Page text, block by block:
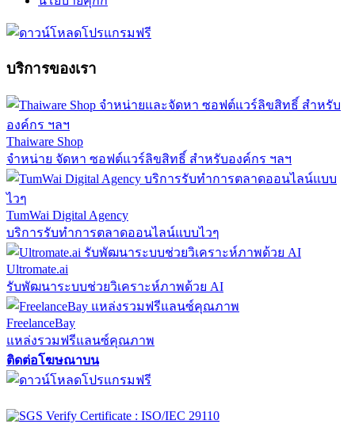
บริการของเรา
Thaiware Shop
จำหน่าย จัดหา ซอฟต์แวร์ลิขสิทธิ์ สำหรับองค์กร ฯลฯ
TumWai Digital Agency
บริการรับทำการตลาดออนไลน์แบบไวๆ
Ultromate.ai
รับพัฒนาระบบช่วยวิเคราะห์ภาพด้วย AI
FreelanceBay
แหล่งรวมฟรีแลนซ์คุณภาพ
ติดต่อโฆษณาบน